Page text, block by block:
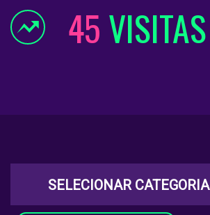
45VISITAS
SELECIONAR CATEGORIA